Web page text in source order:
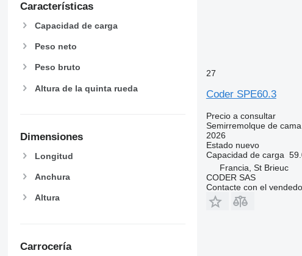
Características
Capacidad de carga
Peso neto
Peso bruto
Altura de la quinta rueda
Dimensiones
Longitud
Anchura
Altura
Carrocería
27
Coder SPE60.3
Precio a consultar
Semirremolque de
2026
Estadonuevo
Capacidad de carga
Francia, St Brieuc
CODER SAS
Contacte con el